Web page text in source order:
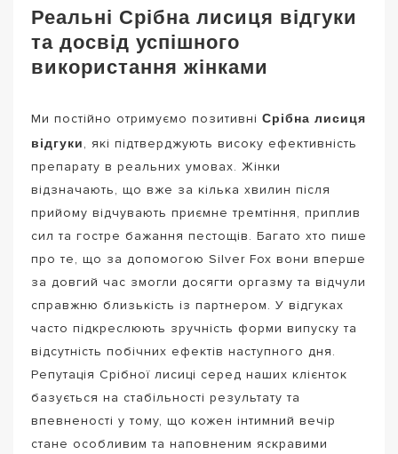
Реальні Срібна лисиця відгуки
та досвід успішного
використання жінками
Ми постійно отримуємо позитивні Срібна лисиця
відгуки, які підтверджують високу ефективність
препарату в реальних умовах. Жінки
відзначають, що вже за кілька хвилин після
прийому відчувають приємне тремтіння, приплив
сил та гостре бажання пестощів. Багато хто пише
про те, що за допомогою Silver Fox вони вперше
за довгий час змогли досягти оргазму та відчули
справжню близькість із партнером. У відгуках
часто підкреслюють зручність форми випуску та
відсутність побічних ефектів наступного дня.
Репутація Срібної лисиці серед наших клієнток
базується на стабільності результату та
впевненості у тому, що кожен інтимний вечір
стане особливим та наповненим яскравими